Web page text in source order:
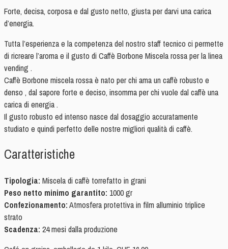
Forte, decisa, corposa e dal gusto netto, giusta per darvi una carica
d’energia.
Tutta l’esperienza e la competenza del nostro staff tecnico ci permette
di ricreare l’aroma e il gusto di Caffè Borbone Miscela rossa per la linea
vending .
Caffè Borbone miscela rossa è nato per chi ama un caffè robusto e
denso , dal sapore forte e deciso, insomma per chi vuole dal caffè una
carica di energia .
Il gusto robusto ed intenso nasce dal dosaggio accuratamente
studiato e quindi perfetto delle nostre migliori qualità di caffè.
Caratteristiche
Tipologia: Miscela di caffè torrefatto in grani
Peso netto minimo garantito: 1000 gr
Confezionamento:Atmosfera protettiva in film alluminio triplice
strato
Scadenza: 24 mesi dalla produzione